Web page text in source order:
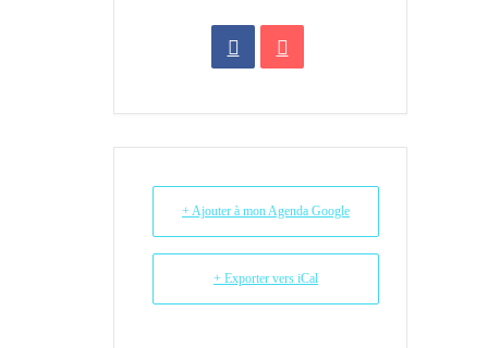
+ Ajouter à mon Agenda Google
+ Exporter vers iCal